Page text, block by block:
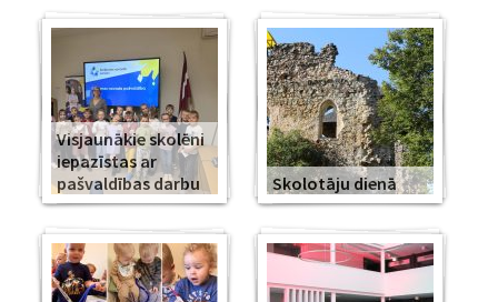
Visjaunākie skolēni
iepazīstas ar
pašvaldības darbu
Skolotāju dienā